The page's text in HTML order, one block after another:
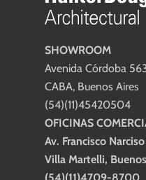
SHOWROOM
Avenida Córdoba
CABA, Buenos Aires
(54)(11)45420504
OFICINAS
Av. Francisco
Villa Martelli,